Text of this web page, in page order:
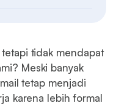
tidak mendapat
Meski banyak
tetap menjadi
karena lebih formal